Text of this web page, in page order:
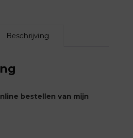
Beschrijving
bestellen van mijn